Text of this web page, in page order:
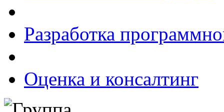
Разработка
Оценка и консалтинг